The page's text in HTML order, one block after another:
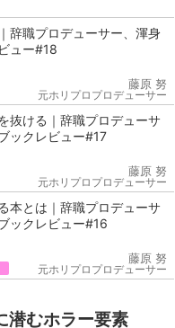
辞職プロデューサー、渾身
ュー#18
藤原 努
元ホリプロプロデューサー
抜ける｜辞職プロデューサ
ックレビュー#17
藤原 努
元ホリプロプロデューサー
本とは｜辞職プロデューサ
ックレビュー#16
藤原 努
元ホリプロプロデューサー
潜むホラー要素